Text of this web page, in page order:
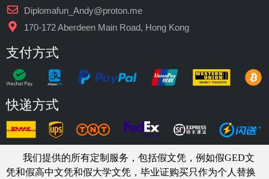
Diplomafun_Andy@proton.me
170-172 Aberdeen Main Road, Hong Kong
支付方式
快递方式
我们提供的所有定制服务，包括假文凭，例如假GED文
凭和假高中文凭和假大学文凭， 毕业证购买只作为个人替换